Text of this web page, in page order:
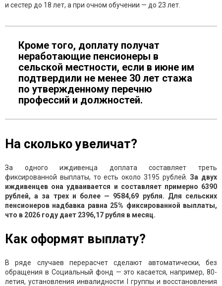
и сестер до 18 лет, а при очном обучении — до 23 лет.
Кроме того, доплату получат
неработающие пенсионеры в
сельской местности, если в июне им
подтвердили не менее 30 лет стажа
по утвержденному перечню
профессий и должностей.
На сколько увеличат?
За одного иждивенца доплата составляет треть
фиксированной выплаты, то есть около 3195 рублей. За двух
иждивенцев она удваивается и составляет примерно 6390
рублей, а за трех и более — 9584,69 рубля. Для сельских
пенсионеров надбавка равна 25% фиксированной выплаты,
что в 2026 году дает 2396,17 рубля в месяц.
Как оформят выплату?
В ряде случаев перерасчет сделают автоматически, без
обращения в Социальный фонд — это касается, например, 80-
летия, установления инвалидности I группы и восстановления